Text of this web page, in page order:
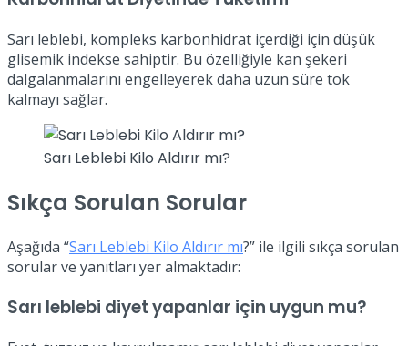
Sarı leblebi, kompleks karbonhidrat içerdiği için düşük
glisemik indekse sahiptir. Bu özelliğiyle kan şekeri
dalgalanmalarını engelleyerek daha uzun süre tok
kalmayı sağlar.
Sarı Leblebi Kilo Aldırır mı?
Sıkça Sorulan Sorular
Aşağıda “Sarı Leblebi Kilo Aldırır mı?” ile ilgili sıkça sorulan
sorular ve yanıtları yer almaktadır:
Sarı leblebi diyet yapanlar için uygun mu?